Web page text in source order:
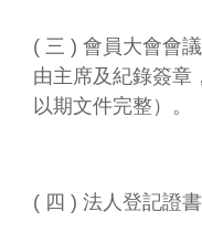
( 三 ) 會員大會會
由主席及紀錄簽章
以期文件完整）。
( 四 ) 法人登記證